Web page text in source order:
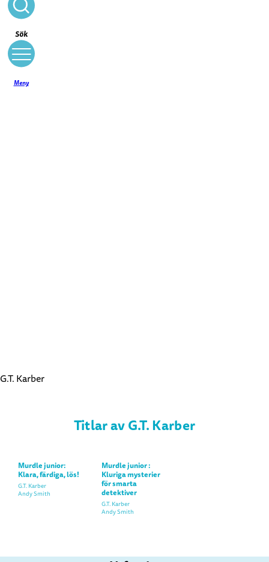
Sök
Stäng
Meny
G.T. Karber
Titlar av G.T. Karber
Murdle junior:
Klara, färdiga, lös!
G.T. Karber
Andy Smith
Murdle junior :
Kluriga mysterier
för smarta
detektiver
G.T. Karber
Andy Smith